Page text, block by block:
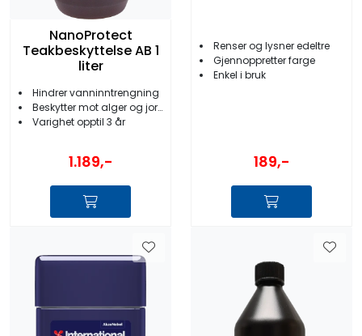
NanoProtect
Teakbeskyttelse AB 1
liter
Hindrer vanninntrengning
Beskytter mot alger og jordslag
Varighet opptil 3 år
1.189,-
Renser og lysner edeltre
Gjennoppretter farge
Enkel i bruk
189,-